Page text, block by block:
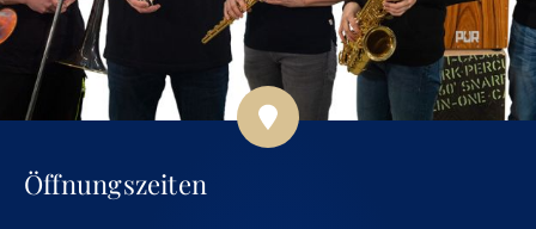
Öffnungszeiten